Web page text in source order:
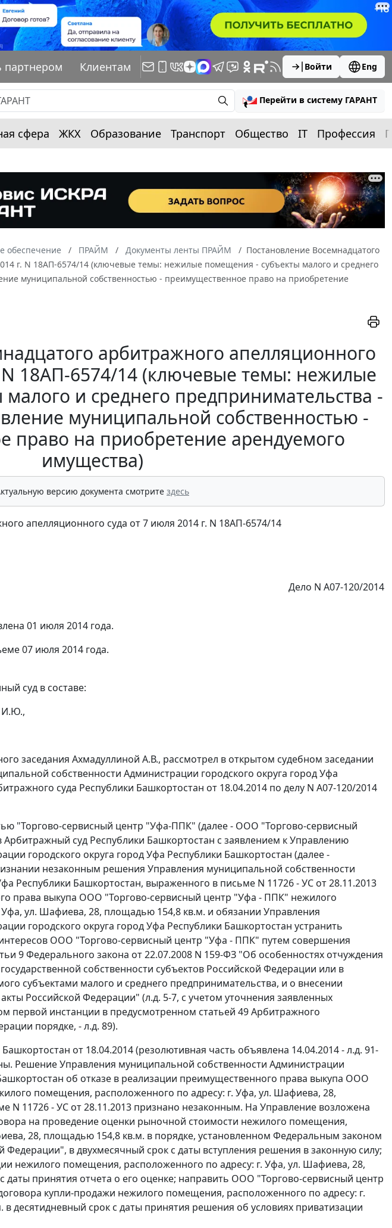
партнером Клиентам Войти Eng
Перейти в систему ГАРАНТ
сфера ЖКХ Образование Транспорт Общество IT Профессия
обеспечение ПРАЙМ Документы ленты ПРАЙМ
Постановление Восемнадцатого
г. N 18АП-6574/14 (ключевые темы: нежилые помещения - субъекты малого и среднего
муниципальной собственностью - преимущественное право на приобретение
арбитражного апелляционного
N 18АП-6574/14 (ключевые темы: нежилые
и среднего предпринимательства -
муниципальной собственностью -
право на приобретение арендуемого
имущества)
версию документа смотрите здесь
апелляционного суда от 7 июля 2014 г. N 18АП-6574/14
Дело N А07-120/2014
01 июля 2014 года.
07 июля 2014 года.
суд в составе:
И.Ю.,
заседания Ахмадуллиной А.В., рассмотрел в открытом судебном заседании
собственности Администрации городского округа город Уфа
суда Республики Башкортостан от 18.04.2014 по делу N А07-120/2014
"Торгово-сервисный центр "Уфа-ППК" (далее - ООО "Торгово-сервисный
суд Республики Башкортостан с заявлением к Управлению
городского округа город Уфа Республики Башкортостан (далее -
незаконным решения Управления муниципальной собственности
Республики Башкортостан, выраженного в письме N 11726 - УС от 28.11.2013
права выкупа ООО "Торгово-сервисный центр "Уфа - ППК" нежилого
ул. Шафиева, 28, площадью 154,8 кв.м. и обязании Управления
городского округа город Уфа Республики Башкортостан устранить
ООО "Торгово-сервисный центр "Уфа - ППК" путем совершения
9Федерального закона от 22.07.2008 N 159-ФЗ "Об особенностях отчуждения
собственности субъектов Российской Федерации или в
субъектами малого и среднего предпринимательства, и о внесении
Российской Федерации" (л.д. 5-7, с учетом уточнения заявленных
первой инстанции в предусмотренном статьей 49Арбитражного
порядке, - л.д. 89).
от 18.04.2014 (резолютивная часть объявлена 14.04.2014 - л.д. 91-
Решение Управления муниципальной собственности Администрации
об отказе в реализации преимущественного права выкупа ООО
помещения, расположенного по адресу: г. Уфа, ул. Шафиева, 28,
N 11726 - УС от 28.11.2013 признано незаконным. На Управление возложена
на проведение оценки рыночной стоимости нежилого помещения,
28, площадью 154,8 кв.м. в порядке, установленном Федеральным законом
в двухмесячный срок с даты вступления решения в законную силу;
нежилого помещения, расположенного по адресу: г. Уфа, ул. Шафиева, 28,
даты принятия отчета о его оценке; направить ООО "Торгово-сервисный центр
купли-продажи нежилого помещения, расположенного по адресу: г.
десятидневный срок с даты принятия решения об условиях приватизации